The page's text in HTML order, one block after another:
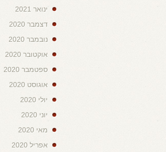
ינואר 2021
דצמבר 2020
נובמבר 2020
אוקטובר 2020
ספטמבר 2020
אוגוסט 2020
יולי 2020
יוני 2020
מאי 2020
אפריל 2020